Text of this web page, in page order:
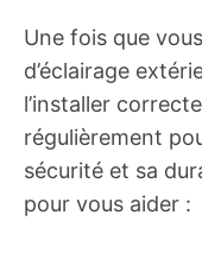
Une fois que
d’éclairage
l’installer
régulièrement
sécurité et sa
pour vous aider :